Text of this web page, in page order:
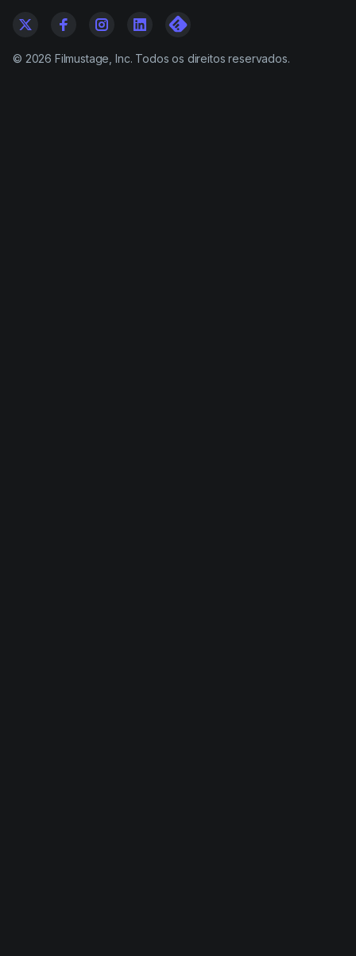
© 2026 Filmustage, Inc. Todos os direitos reservados.